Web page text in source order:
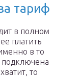
тариф
в полном
платить
в то
подключена
то